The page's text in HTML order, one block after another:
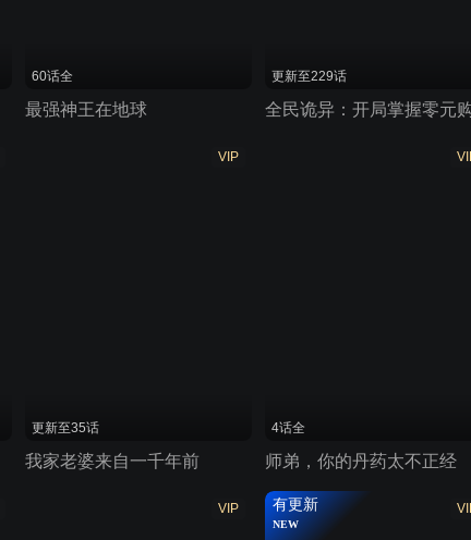
60话全
最强神王在地球
更新至229话
全民诡异：开局掌握零元
VIP
更新至35话
我家老婆来自一千年前
4话全
师弟，你的丹药太不正经
VIP 有更新
NEW